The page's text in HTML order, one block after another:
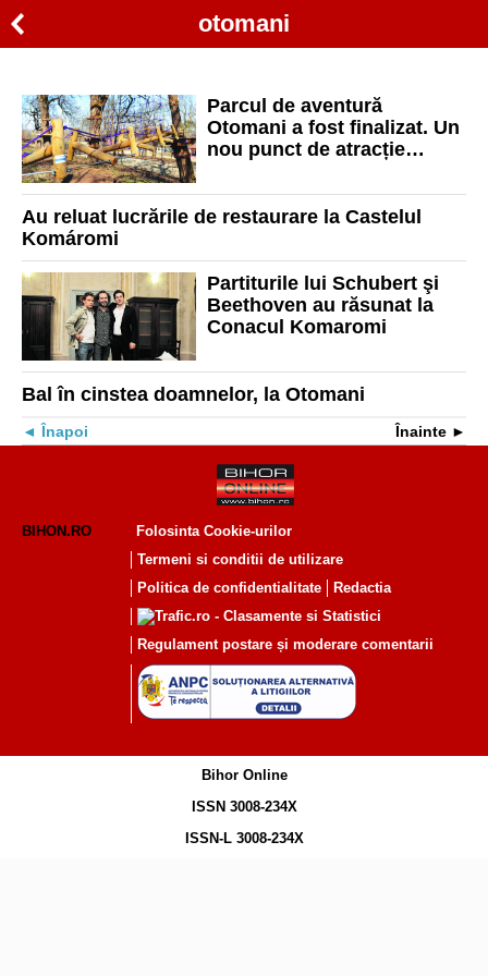
otomani
Parcul de aventură
Otomani a fost finalizat. Un
nou punct de atracție
Au reluat lucrările de restaurare la Castelul
Komáromi
Partiturile lui Schubert şi
Beethoven au răsunat la
Conacul Komaromi
Bal în cinstea doamnelor, la Otomani
Înapoi Înainte
BIHON.RO
Folosinta Cookie-urilor
Termeni si conditii de utilizare
Politica de confidentialitate
Redactia
Regulament postare și moderare comentarii
Bihor Online
ISSN 3008-234X
ISSN-L 3008-234X